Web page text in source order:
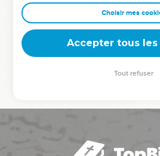
clés pour avancer avec plus de
deviennent vos tremplins. Que vous
équipe, un groupe ou une famille,
Choisir mes
Accepter tous
Tout refuser